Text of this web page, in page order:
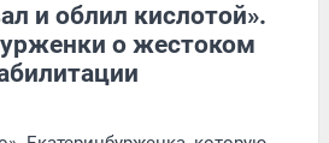
и облил кислотой».
о жестоком